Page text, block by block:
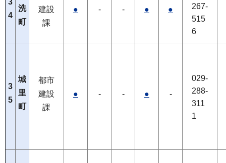
3
4
洗
町
建設
課
● - - ● ●
267-
515
6
3
5
城
里
町
都市
建設
課
● - - ● -
029-
288-
311
1